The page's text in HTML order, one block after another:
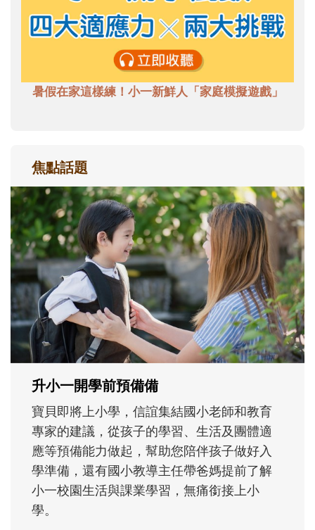
暑假在家這樣練！小一新鮮人「家庭模擬遊戲」
焦點話題
和孩子一起長大的那個男人│讀懂父親的
不同模樣
沒有人天生就擅長當爸爸！男人總是在一次
次「前所未有」的體驗中，跟著孩子一起長
大。從給予安全感的肢體遊戲，到獨立自
主、角色認同及解決問題的能力養成。爸爸
正嘗試用不同的模樣，參與孩子每個重要的